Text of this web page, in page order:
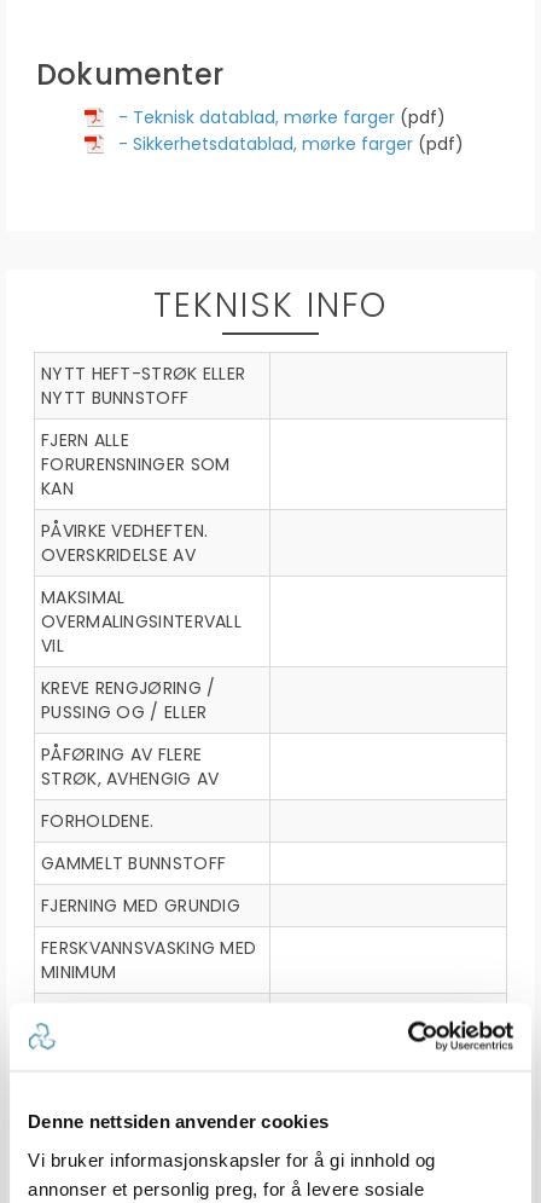
Denne nettsiden anvender cookies
Vi bruker informasjonskapsler for å gi innhold og
annonser et personlig preg, for å levere sosiale
Dokumenter
- Teknisk datablad, mørke farger (pdf)
- Sikkerhetsdatablad, mørke farger (pdf)
TEKNISK INFO
NYTT HEFT-STRØK ELLER
NYTT BUNNSTOFF
FJERN ALLE
FORURENSNINGER SOM
KAN
PÅVIRKE VEDHEFTEN.
OVERSKRIDELSE AV
MAKSIMAL
OVERMALINGSINTERVALL
VIL
KREVE RENGJØRING /
PUSSING OG / ELLER
PÅFØRING AV FLERE
STRØK, AVHENGIG AV
FORHOLDENE.
GAMMELT BUNNSTOFF
FJERNING MED GRUNDIG
FERSKVANNSVASKING MED
MINIMUM
KRAKELERTE, FLAKEDE
SYSTEMER
KOMPLETT FJERNING AV
GAMMELT SYSTEM.